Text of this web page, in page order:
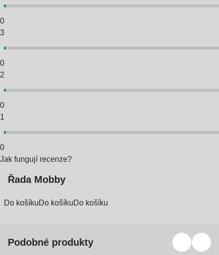
0
3
0
2
0
1
0
Jak fungují recenze?
Řada Mobby
Do košíkuDo košíkuDo košíku
Podobné produkty